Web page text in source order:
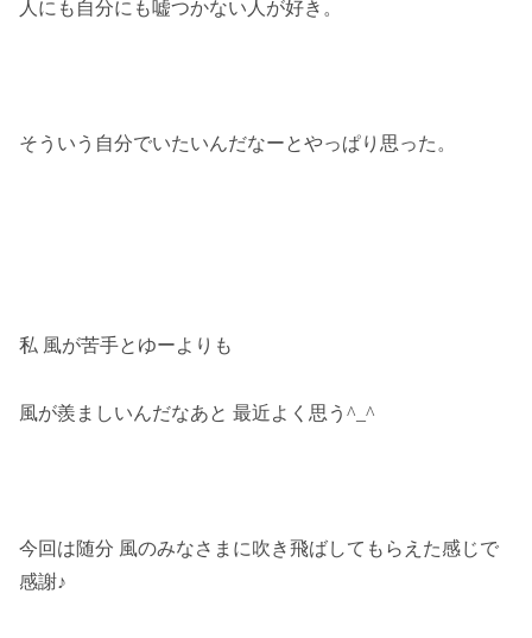
人にも自分にも嘘つかない人が好き。
そういう自分でいたいんだなーとやっぱり思った。
私 風が苦手とゆーよりも
風が羨ましいんだなあと 最近よく思う^_^
今回は随分 風のみなさまに吹き飛ばしてもらえた感じで
感謝♪